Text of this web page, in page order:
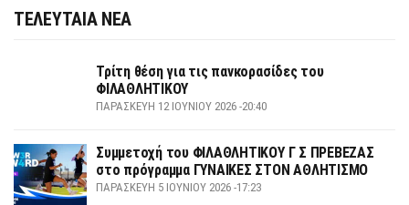
ΤΕΛΕΥΤΑΙΑ ΝΕΑ
Τρίτη θέση για τις πανκορασίδες του
ΦΙΛΑΘΛΗΤΙΚΟΥ
ΠΑΡΑΣΚΕΥΉ 12 ΙΟΥΝΊΟΥ 2026 -20:40
Συμμετοχή του ΦΙΛΑΘΛΗΤΙΚΟΥ Γ Σ ΠΡΕΒΕΖΑΣ
στο πρόγραμμα ΓΥΝΑΙΚΕΣ ΣΤΟΝ ΑΘΛΗΤΙΣΜΟ
ΠΑΡΑΣΚΕΥΉ 5 ΙΟΥΝΊΟΥ 2026 -17:23